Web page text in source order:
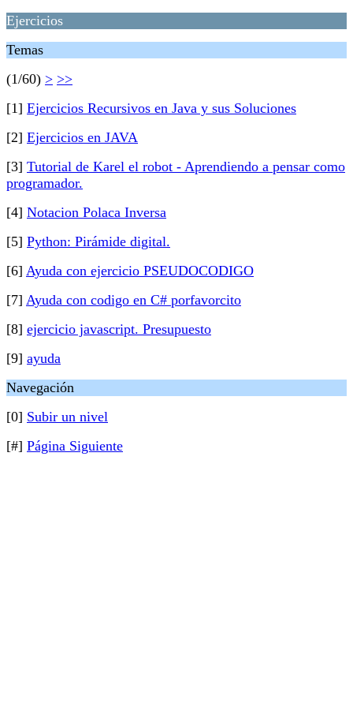
Ejercicios
Temas
(1/60) > >>
[1] Ejercicios Recursivos en Java y sus Soluciones
[2] Ejercicios en JAVA
[3] Tutorial de Karel el robot - Aprendiendo a pensar como
programador.
[4] Notacion Polaca Inversa
[5] Python: Pirámide digital.
[6] Ayuda con ejercicio PSEUDOCODIGO
[7] Ayuda con codigo en C# porfavorcito
[8] ejercicio javascript. Presupuesto
[9] ayuda
Navegación
[0] Subir un nivel
[#] Página Siguiente